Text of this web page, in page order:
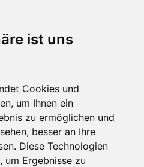
ist uns
Cookies und
um Ihnen ein
zu ermöglichen und
besser an Ihre
Diese Technologien
um Ergebnisse zu